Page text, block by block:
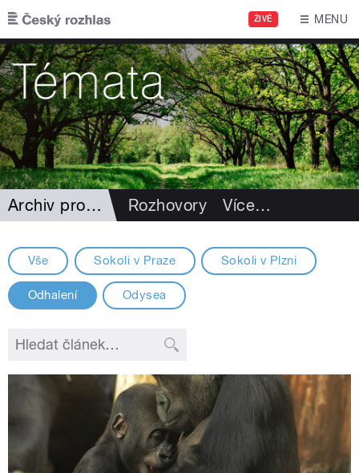
Přejít k hlavnímu obsahu
ŽIVĚ MENU
Archiv projektů Rozhovory Více…
Vše Sokoli v Praze Sokoli v Plzni
Odhalení Odysea